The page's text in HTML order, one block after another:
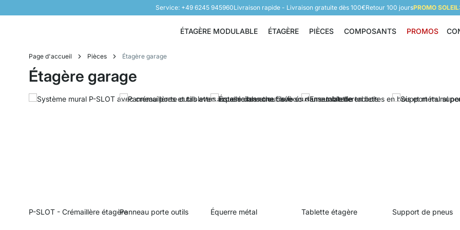
Service: +49 6245 945960Livraison rapide - Livraison gratuite dès 100€Retour 100 joursPROMO
ÉTAGÈRE MODULABLE
Étagère modulable
ÉTAGÈRE
Étagère
PIÈCES
Pièces
COMPOSANTS
Composants
PROMOS
Page d'accueil Pièces Étagère garage
Étagère garage
P-SLOT - Crémaillère étagèrePanneau porte outils Équerre métal Tablette étagère Support de pneus